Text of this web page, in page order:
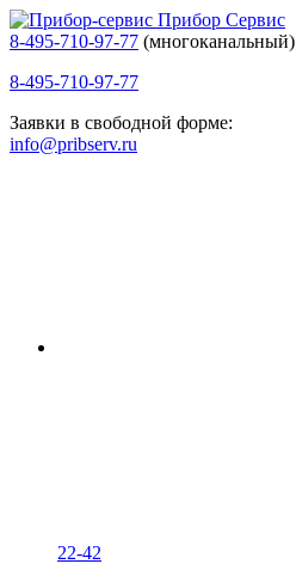
Прибор Сервис
8-495-710-97-77 (многоканальный)
8-495-710-97-77
Заявки в свободной форме:
info@pribserv.ru
22-42